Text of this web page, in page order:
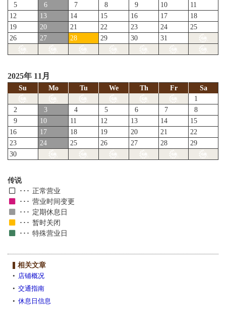
5 6 7 8 9 10
11
12
13 14 15 16 17
18
19
20 21 22 23 24
25
26
27 28 29 30 31
2025年 11月
Su Mo Tu We Th Fr
Sa
1
2
3 4 5 6 7
8
9
10 11 12 13 14
15
16
17 18 19 20 21
22
23
24 25 26 27 28
29
30
传说
正常营业
营业时间变更
定期休息日
暂时关闭
特殊营业日
相关文章
店铺概况
交通指南
休息日信息